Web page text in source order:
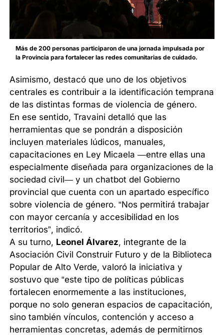
Más de 200 personas participaron de una jornada impulsada por
la Provincia para fortalecer las redes comunitarias de cuidado.
Asimismo, destacó que uno de los objetivos
centrales es contribuir a la identificación temprana
de las distintas formas de violencia de género.
En ese sentido, Travaini detalló que las
herramientas que se pondrán a disposición
incluyen materiales lúdicos, manuales,
capacitaciones en Ley Micaela —entre ellas una
especialmente diseñada para organizaciones de la
sociedad civil— y un chatbot del Gobierno
provincial que cuenta con un apartado específico
sobre violencia de género. “Nos permitirá trabajar
con mayor cercanía y accesibilidad en los
territorios”, indicó.
A su turno, Leonel Álvarez, integrante de la
Asociación Civil Construir Futuro y de la Biblioteca
Popular de Alto Verde, valoró la iniciativa y
sostuvo que “este tipo de políticas públicas
fortalecen enormemente a las instituciones,
porque no solo generan espacios de capacitación,
sino también vínculos, contención y acceso a
herramientas concretas, además de permitirnos